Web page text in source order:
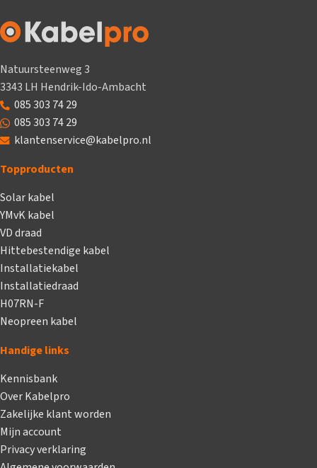
Natuursteenweg 3
3343 LH Hendrik-Ido-Ambacht
085 303 74 29
085 303 74 29
klantenservice@kabelpro.nl
Topproducten
Solar kabel
YMvK kabel
VD draad
Hittebestendige kabel
Installatiekabel
Installatiedraad
H07RN-F
Neopreen kabel
Handige links
Kennisbank
Over Kabelpro
Zakelijke klant worden
Mijn account
Privacy verklaring